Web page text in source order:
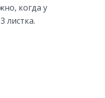
когда у
листка.